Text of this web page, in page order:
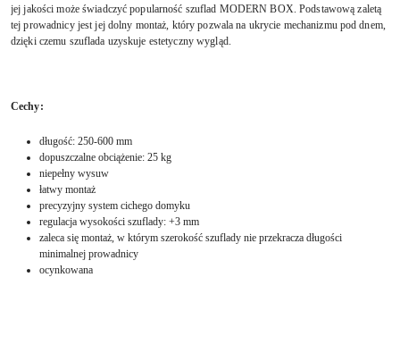
jej jakości może świadczyć popularność szuflad MODERN BOX. Podstawową zaletą
tej prowadnicy jest jej dolny montaż, który pozwala na ukrycie mechanizmu pod dnem,
dzięki czemu szuflada uzyskuje estetyczny wygląd.
Cechy:
długość: 250-600 mm
dopuszczalne obciążenie: 25 kg
niepełny wysuw
łatwy montaż
precyzyjny system cichego domyku
regulacja wysokości szuflady: +3 mm
zaleca się montaż, w którym szerokość szuflady nie przekracza długości
minimalnej prowadnicy
ocynkowana